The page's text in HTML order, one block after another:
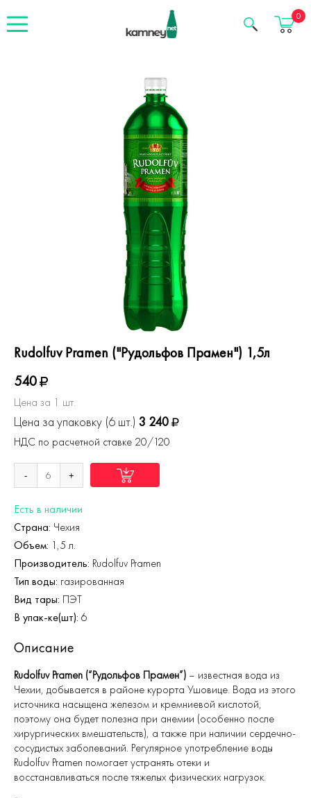
0
Корзина
Rudolfuv Pramen ("Рудольфов Прамен") 1,5л
540
Цена за 1 шт.
Цена за упаковку (6 шт.) 3 240
НДС по расчетной ставке 20/120
- +
Есть в наличии
Страна: Чехия
Объем: 1,5 л.
Производитель: Rudolfuv Pramen
Тип воды: газированная
Вид тары: ПЭТ
В упак-ке(шт): 6
Описание
Rudolfuv Pramen (“Рудольфов Прамен”) – известная вода из
Чехии, добывается в районе курорта Ушовице. Вода из этого
источника насыщена железом и кремниевой кислотой,
поэтому она будет полезна при анемии (особенно после
хирургических вмешательств), а также при наличии сердечно-
сосудистых заболеваний. Регулярное употребление воды
Rudolfuv Pramen помогает устранять отеки и
восстанавливаться после тяжелых физических нагрузок.